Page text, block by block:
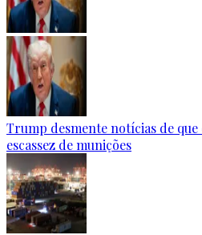
Trump desmente notícias de
escassez de munições